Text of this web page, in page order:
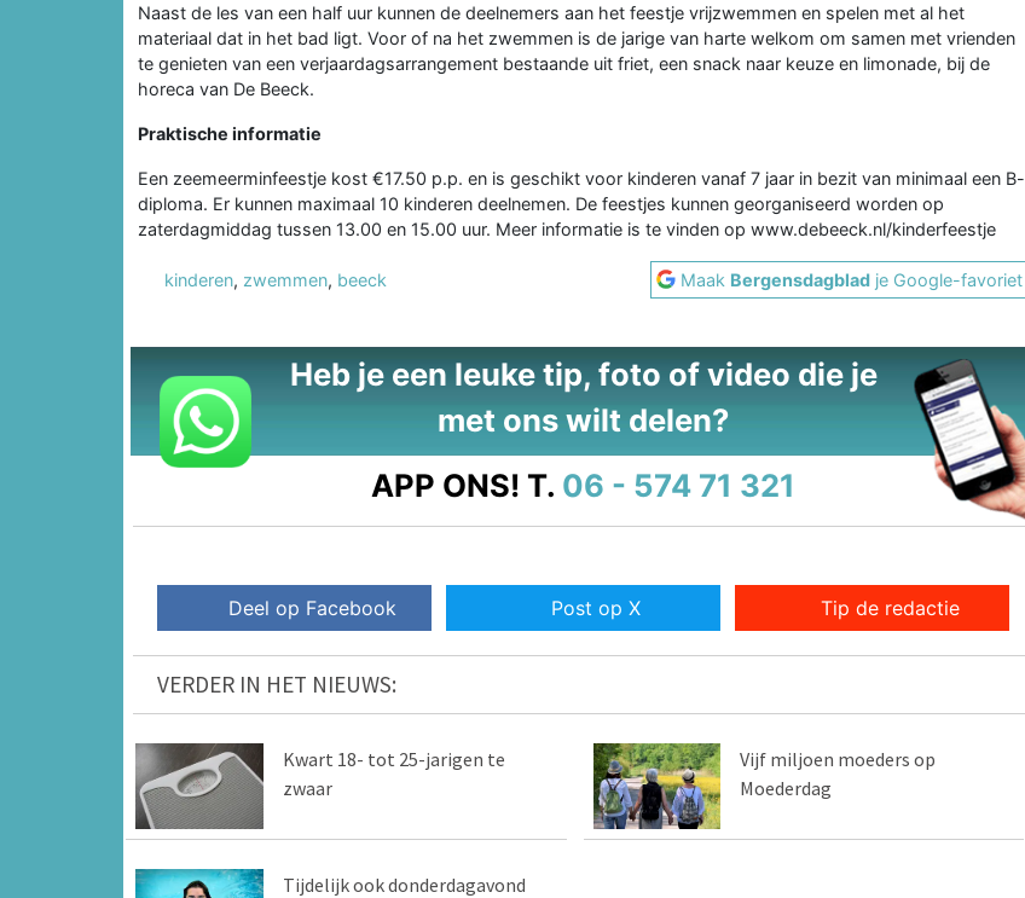
Naast de les van een half uur kunnen de deelnemers aan het feestje vrijzwemmen en spelen met al het
materiaal dat in het bad ligt. Voor of na het zwemmen is de jarige van harte welkom om samen met vrienden
te genieten van een verjaardagsarrangement bestaande uit friet, een snack naar keuze en limonade, bij de
horeca van De Beeck.
Praktische informatie
Een zeemeerminfeestje kost €17.50 p.p. en is geschikt voor kinderen vanaf 7 jaar in bezit van minimaal een B-
diploma. Er kunnen maximaal 10 kinderen deelnemen. De feestjes kunnen georganiseerd worden op
zaterdagmiddag tussen 13.00 en 15.00 uur. Meer informatie is te vinden op www.debeeck.nl/kinderfeestje
kinderen, zwemmen, beeck Maak Bergensdagblad je Google-favoriet
Heb je een leuke tip, foto of video die je
met ons wilt delen?
APP ONS! T. 06 - 574 71 321
Deel op Facebook Post op X Tip de redactie
VERDER IN HET NIEUWS:
Kwart 18- tot 25-jarigen te
zwaar
Vijf miljoen moeders op
Moederdag
Tijdelijk ook donderdagavond